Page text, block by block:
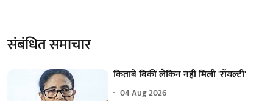
संबंधित समाचार
किताबें बिकीं लेकिन नहीं मिली 'रॉयल्टी'
04 Aug 2026